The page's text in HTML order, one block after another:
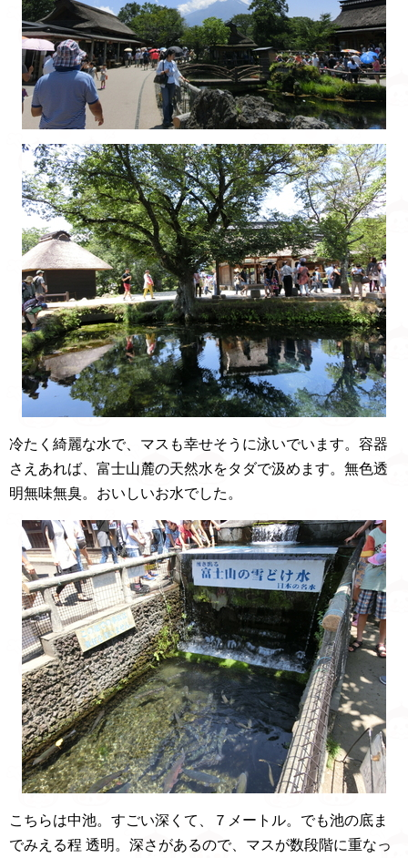
冷たく綺麗な水で、マスも幸せそうに泳いでいます。容器
さえあれば、富士山麓の天然水をタダで汲めます。無色透
明無味無臭。おいしいお水でした。
こちらは中池。すごい深くて、７メートル。でも池の底ま
でみえる程 透明。深さがあるので、マスが数段階に重なっ